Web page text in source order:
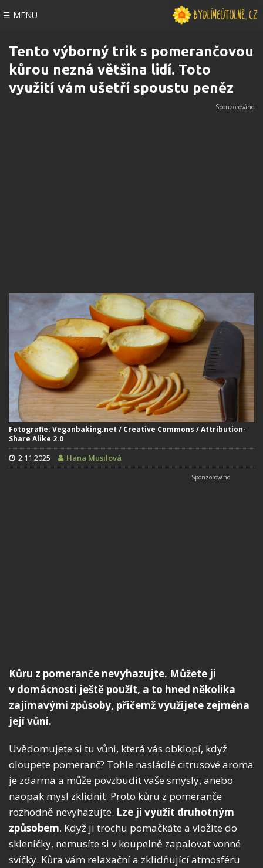
☰ MENU
Tento výborný trik s pomerančovou
kůrou nezná většina lidí. Toto
využití vám ušetří spoustu peněz
Fotografie: Veganbaking.net / Creative Commons / Attribution-
Share Alike 2.0
2.11.2025 Hana Musilová
Kůru z pomeranče nevyhazujte. Můžete ji
v domácnosti ještě použít, a to hned několika
zajímavými způsoby, přičemž využijete zejména
její vůni.
Uvědomujete si tu vůni, která vás obklopí, když
oloupete pomeranč? Tohle nasládlé citrusové aroma
je zdarma a může povzbudit vaše smysly, anebo
naopak mysl zklidnit. Proto kůru z pomeranče
rozhodně nevyhazujte. Lze ji využít druhotným
způsobem. Když ji trochu pomačkáte a vložíte do
skleničky, nemusíte si v koupelně zapalovat vonné
svíčky. Kůra vám relaxační a zklidňující atmosféru